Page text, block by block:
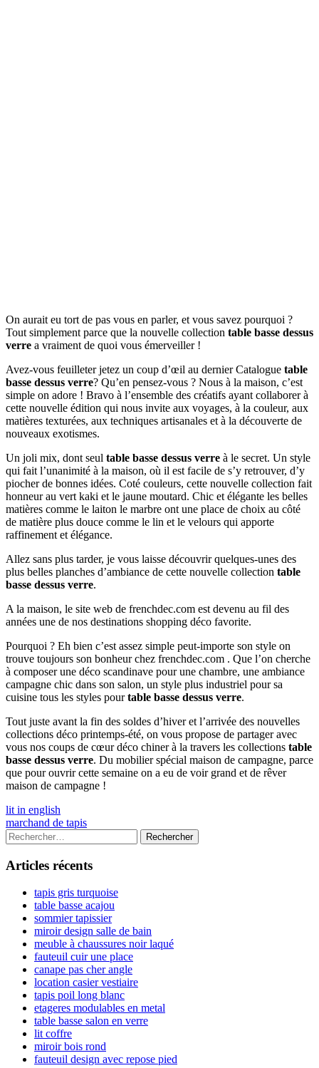
On aurait eu tort de pas vous en parler, et vous savez pourquoi ?
Tout simplement parce que la nouvelle collection table basse dessus
verre a vraiment de quoi vous émerveiller !
Avez-vous feuilleter jetez un coup d’œil au dernier Catalogue table
basse dessus verre? Qu’en pensez-vous ? Nous à la maison, c’est
simple on adore ! Bravo à l’ensemble des créatifs ayant collaborer à
cette nouvelle édition qui nous invite aux voyages, à la couleur, aux
matières texturées, aux techniques artisanales et à la découverte de
nouveaux exotismes.
Un joli mix, dont seul table basse dessus verre à le secret. Un style
qui fait l’unanimité à la maison, où il est facile de s’y retrouver, d’y
piocher de bonnes idées. Coté couleurs, cette nouvelle collection fait
honneur au vert kaki et le jaune moutard. Chic et élégante les belles
matières comme le laiton le marbre ont une place de choix au côté
de matière plus douce comme le lin et le velours qui apporte
raffinement et élégance.
Allez sans plus tarder, je vous laisse découvrir quelques-unes des
plus belles planches d’ambiance de cette nouvelle collection table
basse dessus verre.
A la maison, le site web de frenchdec.com est devenu au fil des
années une de nos destinations shopping déco favorite.
Pourquoi ? Eh bien c’est assez simple peut-importe son style on
trouve toujours son bonheur chez frenchdec.com . Que l’on cherche
à composer une déco scandinave pour une chambre, une ambiance
campagne chic dans son salon, un style plus industriel pour sa
cuisine tous les styles pourtable basse dessus verre.
Tout juste avant la fin des soldes d’hiver et l’arrivée des nouvelles
collections déco printemps-été, on vous propose de partager avec
vous nos coups de cœur déco chiner à la travers les collections table
basse dessus verre. Du mobilier spécial maison de campagne, parce
que pour ouvrir cette semaine on a eu de voir grand et de rêver
maison de campagne !
Navigation
de
l’article
Previous
article:
lit in english
Next
article:
marchand de tapis
Colonne
latérale
principale
Rechercher :
Articles récents
tapis gris turquoise
table basse acajou
sommier tapissier
miroir design salle de bain
meuble à chaussures noir laqué
fauteuil cuir une place
canape pas cher angle
location casier vestiaire
tapis poil long blanc
etageres modulables en metal
table basse salon en verre
lit coffre
miroir bois rond
fauteuil design avec repose pied